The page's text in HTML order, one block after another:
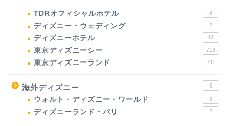
TDRオフィシャルホテル 8
ディズニー・ウェディング 2
ディズニーホテル 12
東京ディズニーシー 713
東京ディズニーランド 711
海外ディズニー 5
ウォルト・ディズニー・ワールド 3
ディズニーランド・パリ 2